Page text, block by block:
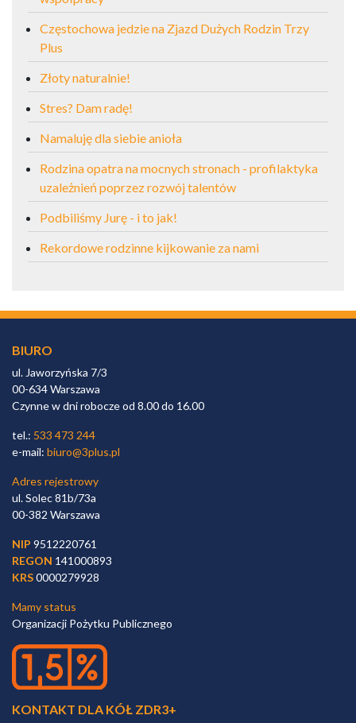
Częstochowa jedzie na Zjazd Dużych Rodzin Trzy
Plus
Złoty naturalnie!
Stres? Dam radę!
Namaluję dla siebie anioła
Rodzina opatra na mocnych stronach - profilaktyka
uzależnień poprzez rozwój talentów
Podbiliśmy Jurę - i to jak!
Rekordowe rodzinne kijkowanie za nami
BIURO
ul. Jaworzyńska 7/3
00-634 Warszawa
Czynne w dni robocze od 8.00 do 16.00
tel.: 533 473 244
e-mail: biuro@3plus.pl
Adres rejestrowy
ul. Solec 81b/73a
00-382 Warszawa
NIP 9512220761
REGON 141000893
KRS0000279928
Mamy status
Organizacji Pożytku Publicznego
KONTAKT DLA KÓŁ ZDR3+